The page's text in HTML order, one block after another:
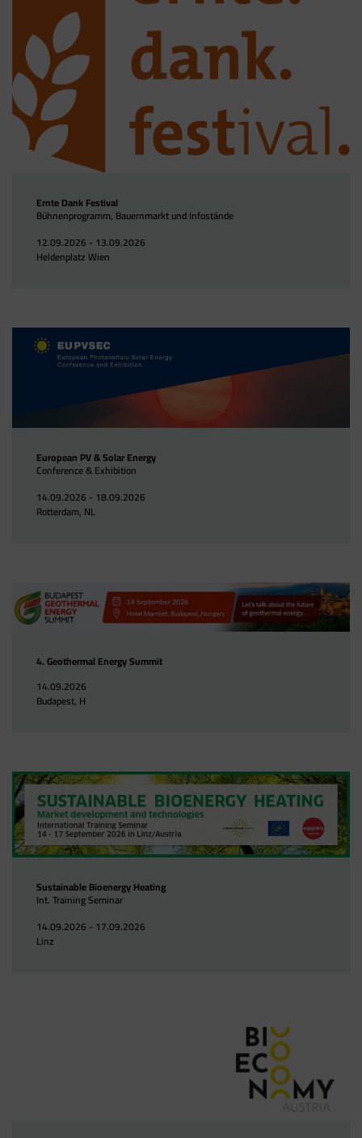
Ernte Dank Festival
Bühnenprogramm, Bauernmarkt und Infostände
12.09.2026 - 13.09.2026
Heldenplatz Wien
European PV & Solar Energy
Conference & Exhibition
14.09.2026 - 18.09.2026
Rotterdam, NL
4. Geothermal Energy Summit
14.09.2026
Budapest, H
Sustainable Bioenergy Heating
Int. Training Seminar
14.09.2026 - 17.09.2026
Linz